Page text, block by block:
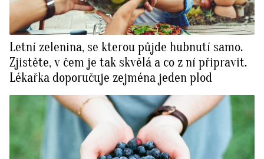
Letní zelenina, se kterou půjde hubnutí samo.
Zjistěte, v čem je tak skvělá a co z ní připravit.
Lékařka doporučuje zejména jeden plod